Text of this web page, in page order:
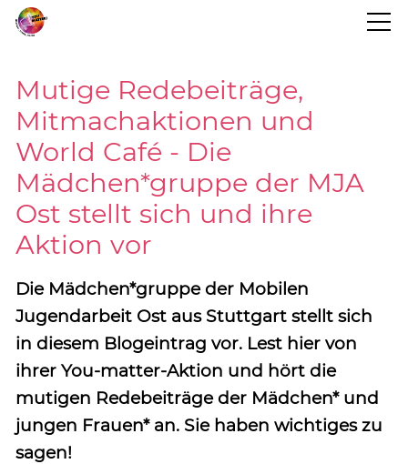
STARTSEITE
BLOG
PROJEKTINFO
TERMINE
KONTAKT
Mutige Redebeiträge,
Mitmachaktionen und
World Café - Die
Mädchen*gruppe der MJA
Ost stellt sich und ihre
Aktion vor
Die Mädchen*gruppe der Mobilen
Jugendarbeit Ost aus Stuttgart stellt sich
in diesem Blogeintrag vor. Lest hier von
ihrer You-matter-Aktion und hört die
mutigen Redebeiträge der Mädchen* und
jungen Frauen* an. Sie haben wichtiges zu
sagen!